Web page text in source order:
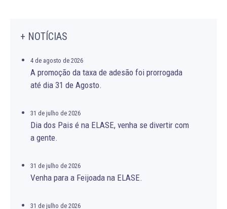
+ NOTÍCIAS
4 de agosto de 2026
A promoção da taxa de adesão foi prorrogada
até dia 31 de Agosto.
31 de julho de 2026
Dia dos Pais é na ELASE, venha se divertir com
a gente.
31 de julho de 2026
Venha para a Feijoada na ELASE.
31 de julho de 2026